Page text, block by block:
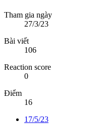
Tham gia ngày
27/3/23
Bài viết
106
Reaction score
0
Điểm
16
17/5/23